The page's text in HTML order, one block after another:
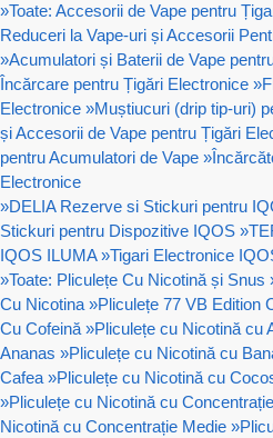
»Toate: Accesorii de Vape pentru
Reduceri la Vape-uri și Accesorii
»Acumulatori și Baterii de Vape
Încărcare pentru Țigări Electronice »
Electronice »Muștiucuri (drip tip-uri)
și Accesorii de Vape pentru Țigări
pentru Acumulatori de Vape »
Electronice
»DELIA Rezerve si Stickuri pentru
Stickuri pentru Dispozitive IQOS »
IQOS ILUMA »Tigari Electronice
»Toate: Pliculețe Cu Nicotină și Snus
Cu Nicotina »Pliculețe 77 VB Edition
Cu Cofeină »Pliculețe cu Nicotină cu
Ananas »Pliculețe cu Nicotină cu
Cafea »Pliculețe cu Nicotină cu
»Pliculețe cu Nicotină cu
Nicotină cu Concentrație Medie »